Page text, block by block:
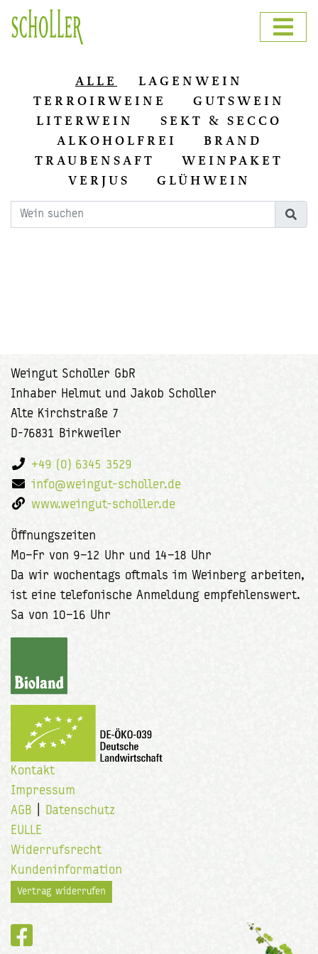
ALLE
LAGENWEIN
TERROIRWEINE
GUTSWEIN
LITERWEIN
SEKT & SECCO
ALKOHOLFREI
BRAND
TRAUBENSAFT
WEINPAKET
VERJUS
GLÜHWEIN
Weingut Scholler GbR
Inhaber Helmut und Jakob Scholler
Alte Kirchstraße 7
D-76831 Birkweiler
+49 (0) 6345 3529
info@weingut-scholler.de
www.weingut-scholler.de
Öffnungszeiten
Mo–Fr von 9–12 Uhr und 14–18 Uhr
Da wir wochentags oftmals im Weinberg arbeiten,
ist eine telefonische Anmeldung empfehlenswert.
Sa von 10–16 Uhr
Kontakt
Impressum
AGB
Datenschutz
EULLE
Widerrufsrecht
Kundeninformation
Vertrag widerrufen